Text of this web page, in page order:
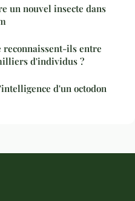
un nouvel insecte dans
reconnaissent-ils entre
d'individus ?
d'un octodon